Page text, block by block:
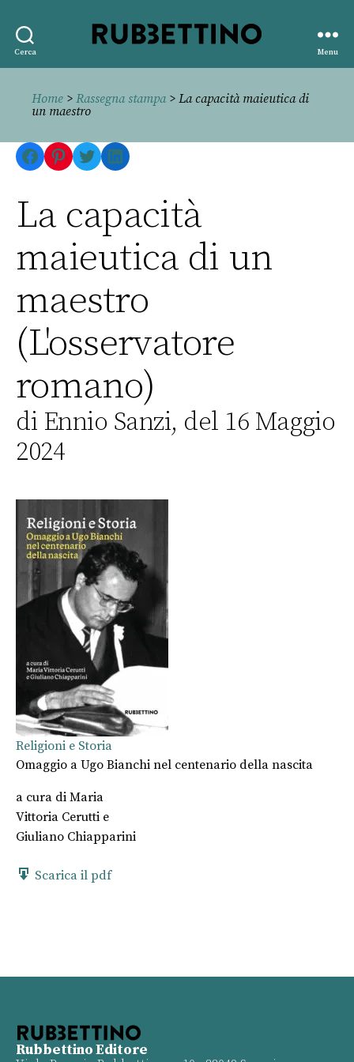
Cerca
editore
Menu
Home > Rassegna stampa> La capacità maieutica di
un maestro
Facebook
Pinterest
TwitterLinkedIn
La capacità
maieutica di un
maestro
(L'osservatore
romano)
di Ennio Sanzi, del 16 Maggio
2024
Religioni e Storia
Omaggio a Ugo Bianchi nel centenario della nascita
a cura di Maria
Vittoria Cerutti e
Giuliano Chiapparini
Scarica il pdf
Rubbettino Editore